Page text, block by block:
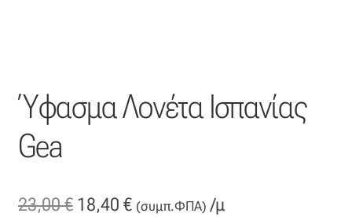
Ύφασμα Λονέτα Ισπανίας
Gea
23,00€ Original
18,40 €Η(συμπ.ΦΠΑ) /μ